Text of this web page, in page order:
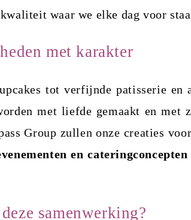
waar we elke dag voor
met karakter
tot verfijnde patisserie en
met liefde gemaakt en met
Group zullen onze creaties
en cateringconcepten
samenwerking?